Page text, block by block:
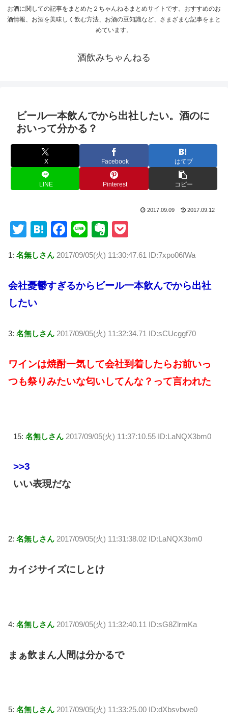
お酒に関しての記事をまとめた２ちゃんねるまとめサイトです。おすすめのお
酒情報、お酒を美味しく飲む方法、お酒の豆知識など、さまざまな記事をまと
めています。
酒飲みちゃんねる
ビール一本飲んでから出社したい。酒のに
おいって分かる？
X Facebook はてブ
LINE Pinterest コピー
2017.09.09 2017.09.12
T
tt
er
H
e
n
a
F
c
e
b
o
Li
e
E
er
n
ot
ck
et
1: 名無しさん 2017/09/05(火) 11:30:47.61 ID:7xpo06fWa
会社憂鬱すぎるからビール一本飲んでから出社
したい
3: 名無しさん 2017/09/05(火) 11:32:34.71 ID:sCUcggf70
ワインは焼酎一気して会社到着したらお前いっ
つも祭りみたいな匂いしてんな？って言われた
15: 名無しさん 2017/09/05(火) 11:37:10.55 ID:LaNQX3bm0
>>3
いい表現だな
2: 名無しさん 2017/09/05(火) 11:31:38.02 ID:LaNQX3bm0
カイジサイズにしとけ
4: 名無しさん 2017/09/05(火) 11:32:40.11 ID:sG8ZlrmKa
まぁ飲まん人間は分かるで
5: 名無しさん 2017/09/05(火) 11:33:25.00 ID:dXbsvbwe0